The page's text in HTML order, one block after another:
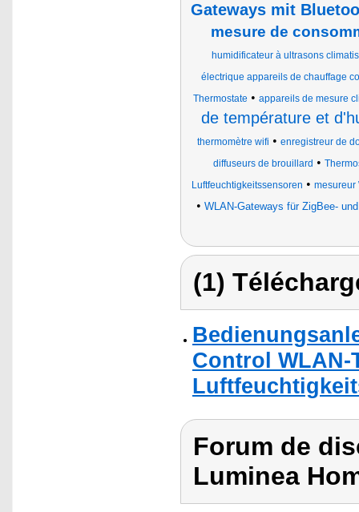
Gateways mit
mesure de
humidificateur à ultrasons
électrique appareils de chauffage
Thermostate • appareils de mesure
de température et
thermomètre wifi • enregistreur de
diffuseurs de brouillard •
Luftfeuchtigkeitssensoren • mesureur
• WLAN-Gateways für ZigBee-
(1)
Control WLAN-
Forum de
Luminea